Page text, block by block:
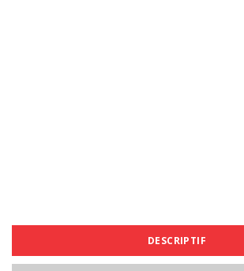
DESCRIPTIF